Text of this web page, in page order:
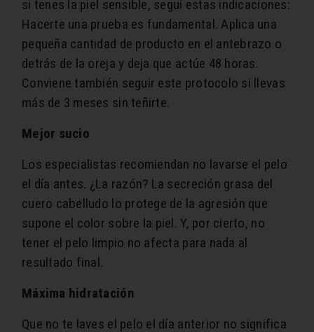
si tenes la piel sensible, seguí estas indicaciones:
Hacerte una prueba es fundamental. Aplica una
pequeña cantidad de producto en el antebrazo o
detrás de la oreja y deja que actúe 48 horas.
Conviene también seguir este protocolo si llevas
más de 3 meses sin teñirte.
Mejor sucio
Los especialistas recomiendan no lavarse el pelo
el día antes. ¿La razón? La secreción grasa del
cuero cabelludo lo protege de la agresión que
supone el color sobre la piel. Y, por cierto, no
tener el pelo limpio no afecta para nada al
resultado final.
Máxima hidratación
Que no te laves el pelo el día anterior no significa